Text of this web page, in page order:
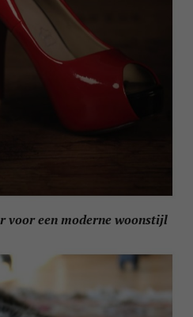
voor een moderne woonstijl